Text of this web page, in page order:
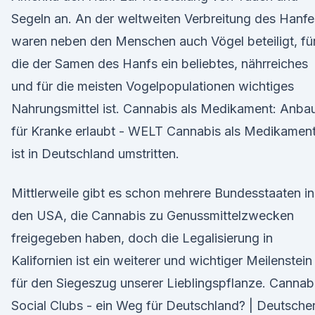
Segeln an. An der weltweiten Verbreitung des
waren neben den Menschen auch Vögel beteiligt,
die der Samen des Hanfs ein beliebtes, nährreiches
und für die meisten Vogelpopulationen wichtiges
Nahrungsmittel ist. Cannabis als Medikament:
für Kranke erlaubt - WELT Cannabis als
ist in Deutschland umstritten.
Mittlerweile gibt es schon mehrere Bundesstaaten in
den USA, die Cannabis zu Genussmittelzwecken
freigegeben haben, doch die Legalisierung in
Kalifornien ist ein weiterer und wichtiger Meilenstein
für den Siegeszug unserer Lieblingspflanze.
Social Clubs - ein Weg für Deutschland? |